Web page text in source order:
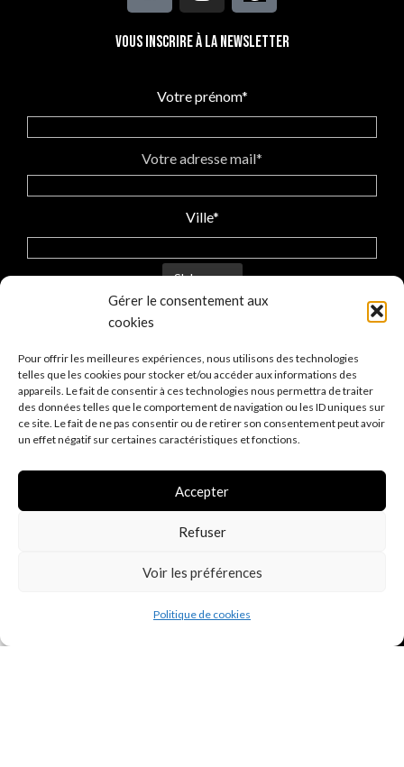
Gérer le consentement aux
cookies
Pour offrir les meilleures expériences, nous utilisons des technologies
telles que les cookies pour stocker et/ou accéder aux informations des
appareils. Le fait de consentir à ces technologies nous permettra de traiter
des données telles que le comportement de navigation ou les ID uniques sur
ce site. Le fait de ne pas consentir ou de retirer son consentement peut avoir
un effet négatif sur certaines caractéristiques et fonctions.
Accepter
Refuser
Voir les préférences
Politique de cookies
Vous inscrire à la newsletter
Votre prénom*
Votre adresse mail*
Ville*
J'accepte la politique
Sur mesure
Conditions générales de vente
Politique de confidentialité R.G.P.D.